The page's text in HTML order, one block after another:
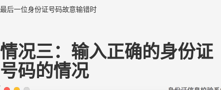
最后一位身份证号码故意输错时
情况三：输入正确的身份证
号码的情况